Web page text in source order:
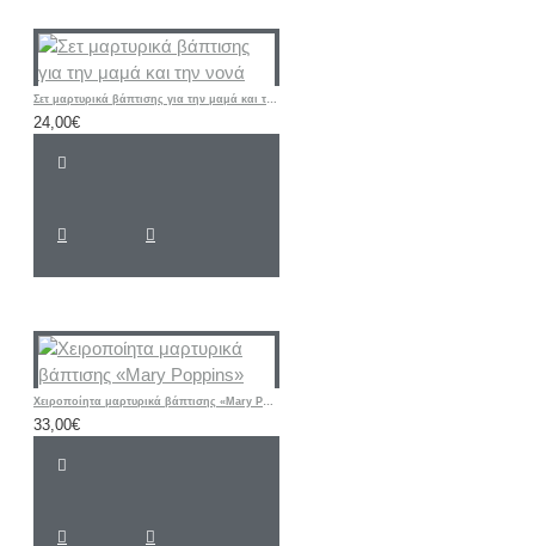
Σετ μαρτυρικά βάπτισης για την μαμά και την νονά
24,00€
Χειροποίητα μαρτυρικά βάπτισης «Mary Poppins»
33,00€